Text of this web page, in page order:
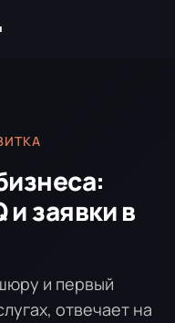
и заявки в
и первый
отвечает на